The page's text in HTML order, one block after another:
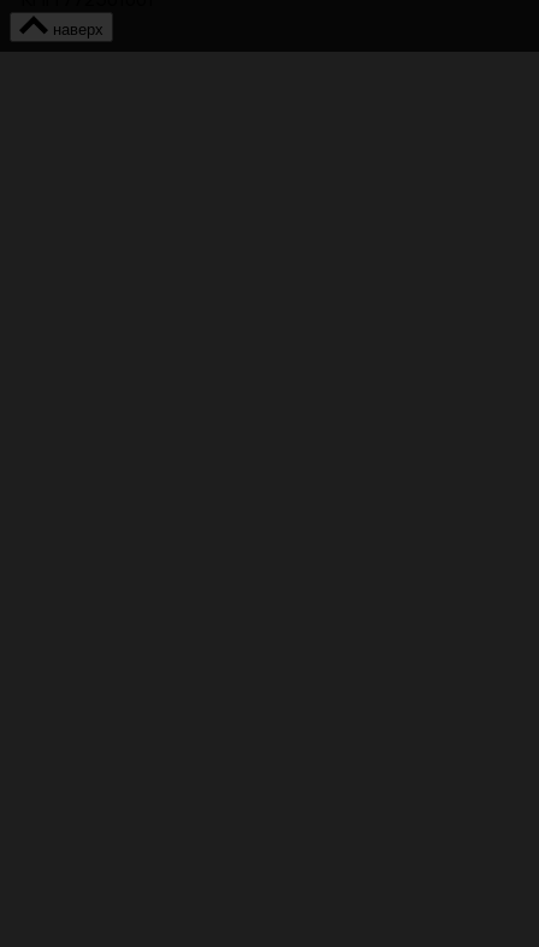
наверх